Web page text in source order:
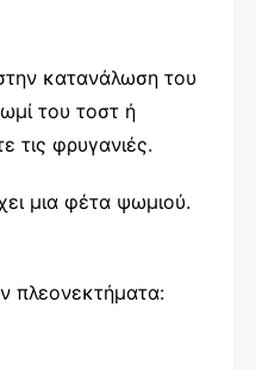
κατανάλωση του
του τοστ ή
τις φρυγανιές.
μια φέτα ψωμιού.
πλεονεκτήματα: